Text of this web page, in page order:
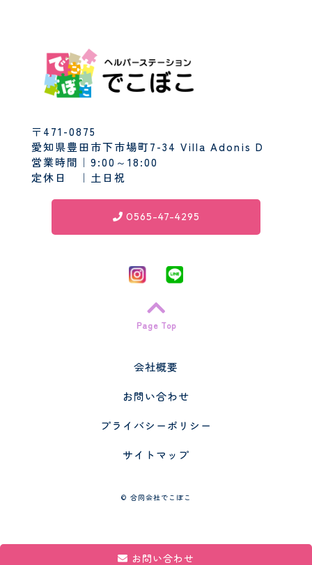
お問い合わせ
〒471-0875
愛知県豊田市下市場町7-34 Villa Adonis D
営業時間｜9:00～18:00
定休日 ｜土日祝
0565-47-4295
Page Top
会社概要
お問い合わせ
プライバシーポリシー
サイトマップ
© 合同会社でこぼこ